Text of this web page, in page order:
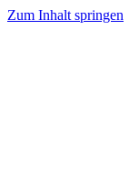
Zum Inhalt springen